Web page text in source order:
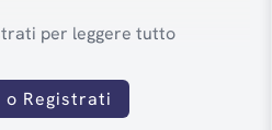
per leggere tutto
o Registrati